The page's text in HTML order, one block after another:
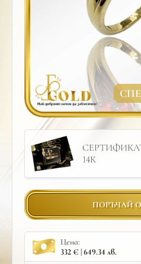
14К
ПОРЪЧАЙ
Цена:
332 € | 649.34 лв.